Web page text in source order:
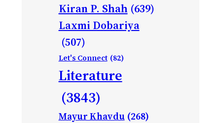
Kiran P. Shah (639)
Laxmi Dobariya
(507)
Let's Connect (82)
Literature
(3843)
Mayur Khavdu (268)